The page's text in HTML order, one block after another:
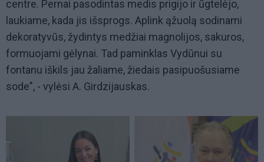
centre. Pernai pasodintas medis prigijo ir ūgtelėjo,
laukiame, kada jis išsprogs. Aplink ąžuolą sodinami
dekoratyvūs, žydintys medžiai magnolijos, sakuros,
formuojami gėlynai. Tad paminklas Vydūnui su
fontanu iškils jau žaliame, žiedais pasipuošusiame
sode", - vylėsi A. Girdzijauskas.